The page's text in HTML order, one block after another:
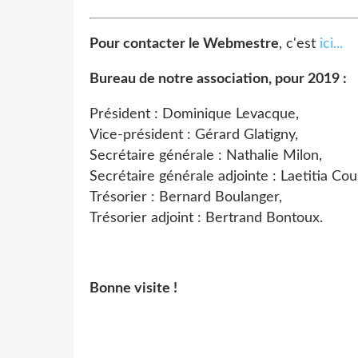
Pour contacter le Webmestre, c'est ici...
Bureau de notre association, pour 2019 :
Président : Dominique Levacque,
Vice-président : Gérard Glatigny,
Secrétaire générale : Nathalie Milon,
Secrétaire générale adjointe : Laetitia
Trésorier : Bernard Boulanger,
Trésorier adjoint : Bertrand Bontoux.
Bonne visite !